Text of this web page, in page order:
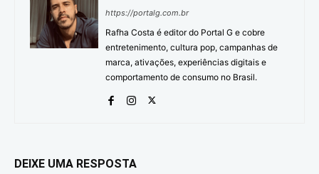
https://portalg.com.br
Rafha Costa é editor do Portal G e cobre
entretenimento, cultura pop, campanhas de
marca, ativações, experiências digitais e
comportamento de consumo no Brasil.
DEIXE UMA RESPOSTA